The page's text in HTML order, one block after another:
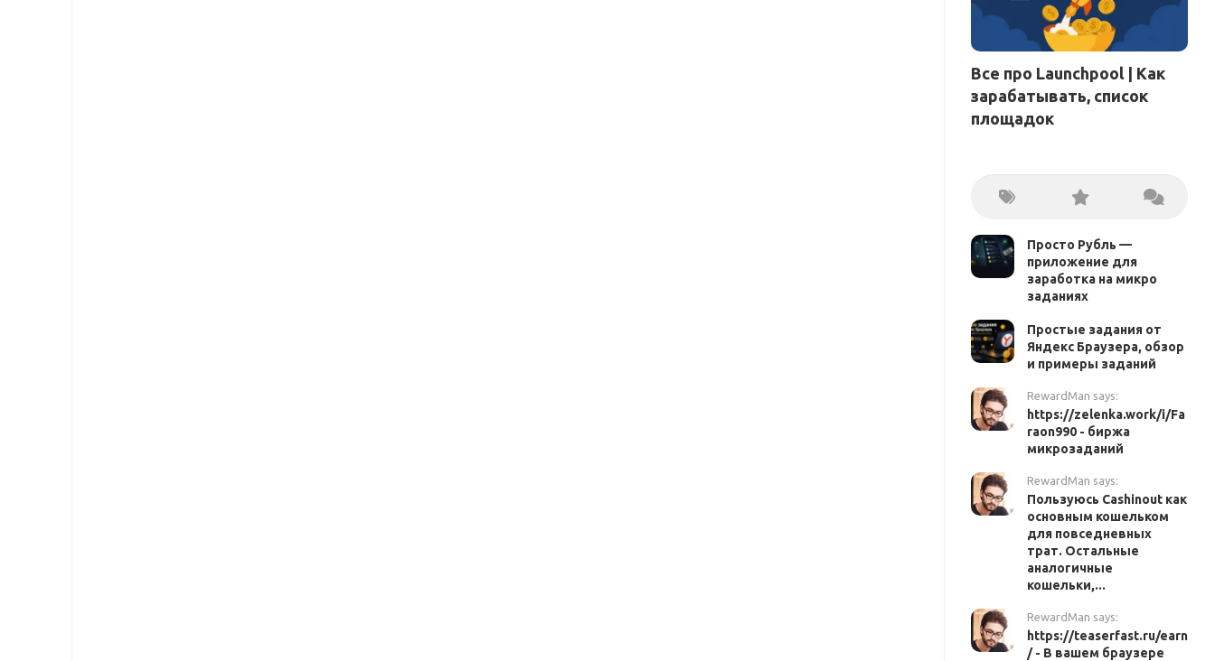
Все про Launchpool | Как
зарабатывать, список
площадок
Просто Рубль —
приложение для
заработка на микро
заданиях
Простые задания от
Яндекс Браузера, обзор
и примеры заданий
RewardMan says:
https://zelenka.work/i/Fa
raon990 - биржа
микрозаданий
RewardMan says:
Пользуюсь Cashinout как
основным кошельком
для повседневных
трат. Остальные
аналогичные
кошельки,...
RewardMan says:
https://teaserfast.ru/earn
/ - В вашем браузере